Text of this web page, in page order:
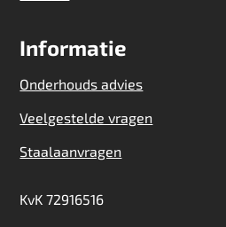
Informatie
Onderhouds advies
Veelgestelde vragen
Staalaanvragen
KvK 72916516